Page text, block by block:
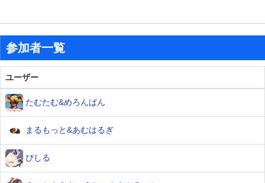
参加者一覧
ユーザー
たむたむ&めろんぱん
まるもっと&あむはるぎ
ぴしる